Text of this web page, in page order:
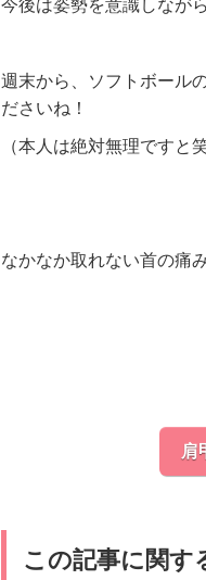
今後は姿勢を意識しなが
週末から、ソフトボール
ださいね！
（本人は絶対無理ですと
なかなか取れない首の痛
肩
この記事に関す